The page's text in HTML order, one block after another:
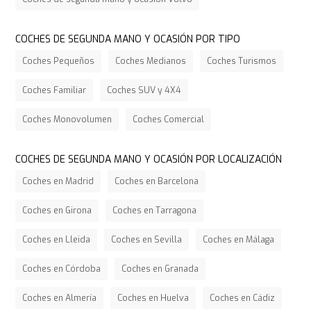
COCHES DE SEGUNDA MANO Y OCASIÓN POR TIPO
Coches Pequeños Coches Medianos Coches Turismos
Coches Familiar Coches SUV y 4X4
Coches Monovolumen Coches Comercial
COCHES DE SEGUNDA MANO Y OCASIÓN POR LOCALIZACIÓN
Coches en Madrid Coches en Barcelona
Coches en Girona Coches en Tarragona
Coches en Lleida Coches en Sevilla Coches en Málaga
Coches en Córdoba Coches en Granada
Coches en Almería Coches en Huelva Coches en Cádiz